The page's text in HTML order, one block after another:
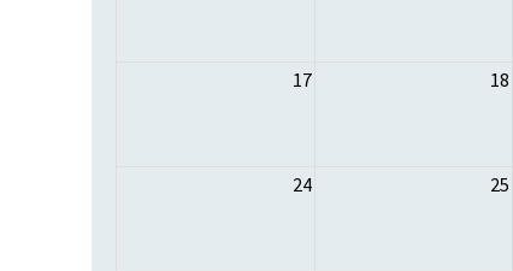
17 18
24 25